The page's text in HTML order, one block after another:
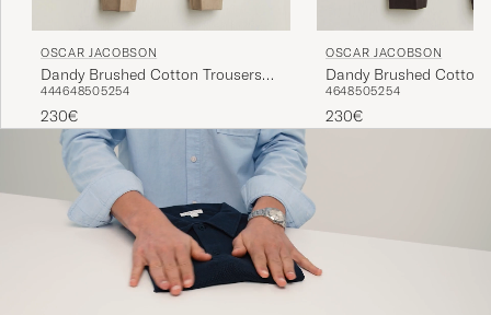
OSCAR JACOBSON
Dandy Brushed Cotton Trousers
Beige
444648505254
230€
OSCAR JACOBSON
Dandy Brushed Cotton
Brown
4648505254
230€